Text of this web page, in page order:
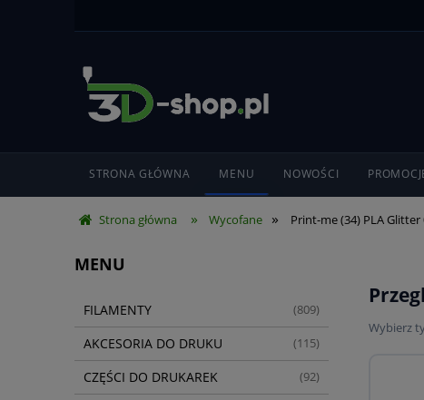
STRONA GŁÓWNA MENU NOWOŚCI
Strona główna » Wycofane » Print-me (34) PLA
MENU
FILAMENTY (809)
AKCESORIA DO DRUKU (115)
CZĘŚCI DO DRUKAREK (92)
Wybierz